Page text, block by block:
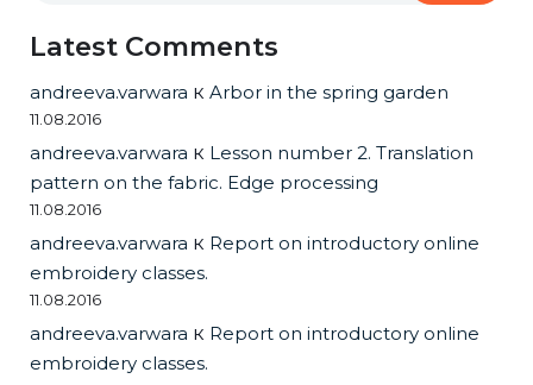
Latest Comments
andreeva.varwara к Arbor in the spring garden
11.08.2016
andreeva.varwara к Lesson number 2. Translation
pattern on the fabric. Edge processing
11.08.2016
andreeva.varwara к Report on introductory online
embroidery classes.
11.08.2016
andreeva.varwara к Report on introductory online
embroidery classes.